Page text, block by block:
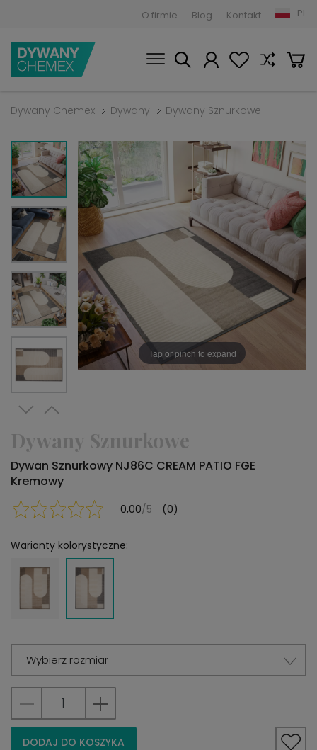
O firmie Blog Kontakt PL
Dywany Chemex Dywany Dywany Sznurkowe
Tap or pinch to expand
Dywany Sznurkowe
Dywan Sznurkowy NJ86C CREAM PATIO FGE
Kremowy
0,00/5 (0)
Warianty kolorystyczne:
Wybierz rozmiar
DODAJ DO KOSZYKA